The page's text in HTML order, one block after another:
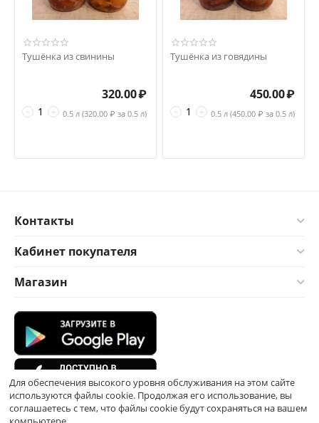
Тушёнка из свинины
+
−
320.00₽
0.5 л (320.00 ₽ за 0.5 л)
Тушёнка из говядины
+
−
450.00₽
0.5 л (450.00 ₽ за 0.5 л)
Контакты
Кабинет покупателя
Магазин
Для обеспечения высокого уровня обслуживания на этом сайте
используются файлы cookie. Продолжая его использование, вы
соглашаетесь с тем, что файлы cookie будут сохраняться на вашем